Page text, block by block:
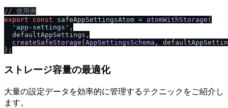
// 使用例
export
const safeAppSettingsAtom = atomWithStorage (
'app-settings' ,
  defaultAppSettings,
createSafeStorage ( AppSettingsSchema ,
ストレージ容量の最適化
大量の設定データを効率的に管理するテクニックをご紹介し
ます。